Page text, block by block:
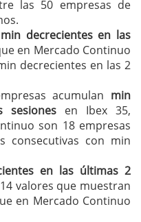
las 50 empresas de
min decrecientes en las
en Mercado Continuo
decrecientes en las 2
acumulan min
sesionesen Ibex 35,
son 18 empresas
consecutivas con min
en las últimas 2
valores que muestran
en Mercado Continuo